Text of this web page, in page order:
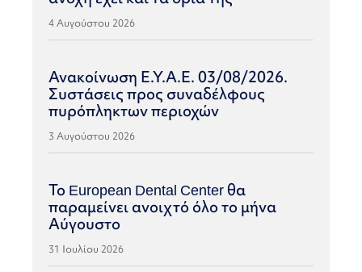
4 Αυγούστου 2026
Ανακοίνωση Ε.Υ.Α.Ε. 03/08/2026.
Συστάσεις προς συναδέλφους
πυρόπληκτων περιοχών
3 Αυγούστου 2026
Το European Dental Center θα
παραμείνει ανοιχτό όλο το μήνα
Αύγουστο
31 Ιουλίου 2026